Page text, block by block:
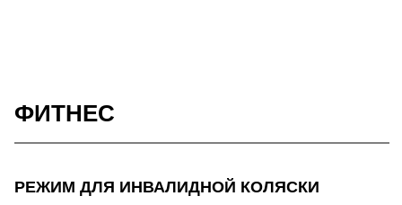
ФИТНЕС
РЕЖИМ ДЛЯ ИНВАЛИДНОЙ КОЛЯСКИ